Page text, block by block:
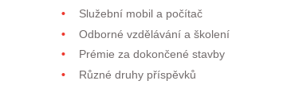
Služební mobil a počítač
Odborné vzdělávání a školení
Prémie za dokončené stavby
Různé druhy příspěvků